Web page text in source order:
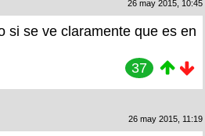
26 may 2015, 10:45
si se ve claramente que es en
37
26 may 2015, 11:19